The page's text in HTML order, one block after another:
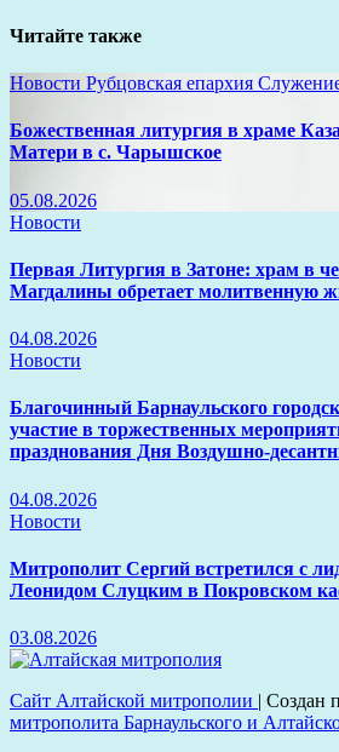
Читайте также
Новости Рубцовская епархия
Божественная литургия в храме
Матери в с. Чарышское
05.08.2026
Новости
Первая Литургия в Затоне: храм в
Магдалины обретает молитвенную
04.08.2026
Новости
Благочинный Барнаульского
участие в торжественных
празднования Дня Воздушно-
04.08.2026
Новости
Митрополит Сергий встретился с
Леонидом Слуцким в Покровском
03.08.2026
Сайт Алтайской митрополии | Создан
митрополита Барнаульского и